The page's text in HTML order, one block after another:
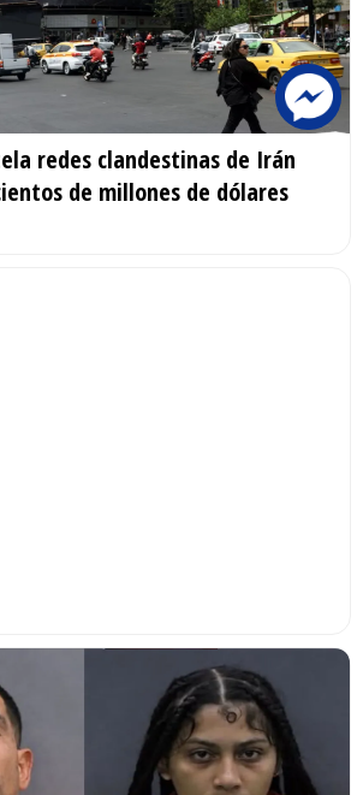
redes clandestinas de Irán
de millones de dólares